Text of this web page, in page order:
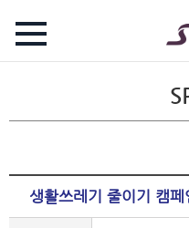
생활쓰레기 줄이기 캠